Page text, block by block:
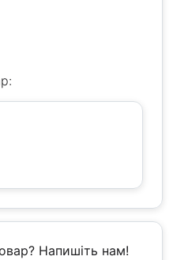
Напишіть нам!